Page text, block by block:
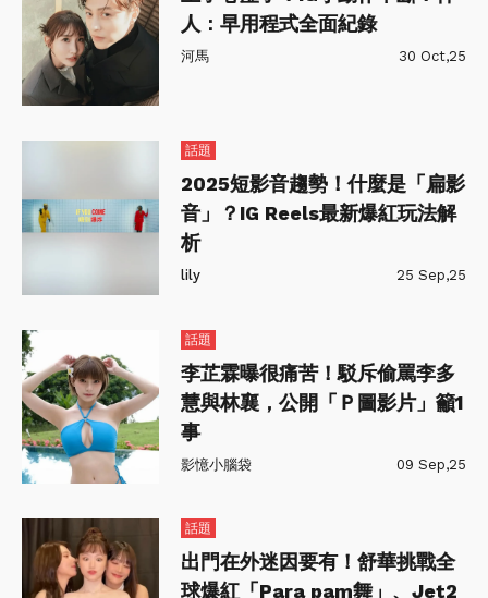
人：早用程式全面紀錄
河馬 30 Oct,25
話題
2025短影音趨勢！什麼是「扁影
音」？IG Reels最新爆紅玩法解
析
lily 25 Sep,25
話題
李芷霖曝很痛苦！駁斥偷罵李多
慧與林襄，公開「Ｐ圖影片」籲1
事
影憶小腦袋 09 Sep,25
話題
出門在外迷因要有！舒華挑戰全
球爆紅「Para pam舞」、Jet2